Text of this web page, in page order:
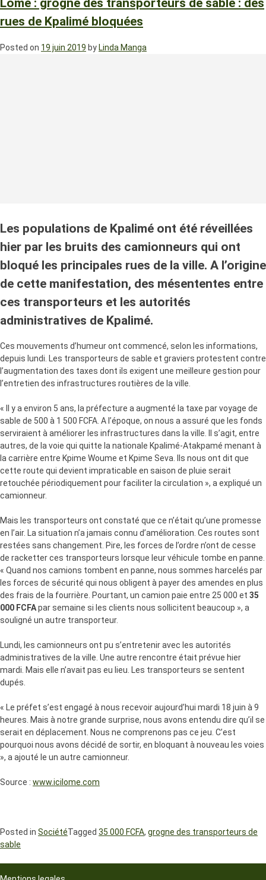
Lomé : grogne des transporteurs de sable : des
rues de Kpalimé bloquées
Posted on 19 juin 2019 by Linda Manga
Les populations de Kpalimé ont été réveillées
hier par les bruits des camionneurs qui ont
bloqué les principales rues de la ville. A l’origine
de cette manifestation, des mésententes entre
ces transporteurs et les autorités
administratives de Kpalimé.
Ces mouvements d’humeur ont commencé, selon les informations,
depuis lundi. Les transporteurs de sable et graviers protestent contre
l’augmentation des taxes dont ils exigent une meilleure gestion pour
l’entretien des infrastructures routières de la ville.
« Il y a environ 5 ans, la préfecture a augmenté la taxe par voyage de
sable de 500 à 1 500 FCFA. A l’époque, on nous a assuré que les fonds
serviraient à améliorer les infrastructures dans la ville. Il s’agit, entre
autres, de la voie qui quitte la nationale Kpalimé-Atakpamé menant à
la carrière entre Kpime Woume et Kpime Seva. Ils nous ont dit que
cette route qui devient impraticable en saison de pluie serait
retouchée périodiquement pour faciliter la circulation », a expliqué un
camionneur.
Mais les transporteurs ont constaté que ce n’était qu’une promesse
en l’air. La situation n’a jamais connu d’amélioration. Ces routes sont
restées sans changement. Pire, les forces de l’ordre n’ont de cesse
de racketter ces transporteurs lorsque leur véhicule tombe en panne.
« Quand nos camions tombent en panne, nous sommes harcelés par
les forces de sécurité qui nous obligent à payer des amendes en plus
des frais de la fourrière. Pourtant, un camion paie entre 25 000 et 35
000 FCFApar semaine si les clients nous sollicitent beaucoup », a
souligné un autre transporteur.
Lundi, les camionneurs ont pu s’entretenir avec les autorités
administratives de la ville. Une autre rencontre était prévue hier
mardi. Mais elle n’avait pas eu lieu. Les transporteurs se sentent
dupés.
« Le préfet s’est engagé à nous recevoir aujourd’hui mardi 18 juin à 9
heures. Mais à notre grande surprise, nous avons entendu dire qu’il se
serait en déplacement. Nous ne comprenons pas ce jeu. C’est
pourquoi nous avons décidé de sortir, en bloquant à nouveau les voies
», a ajouté le un autre camionneur.
Source : www.icilome.com
Posted in SociétéTagged 35 000 FCFA, grogne des transporteurs de
sable